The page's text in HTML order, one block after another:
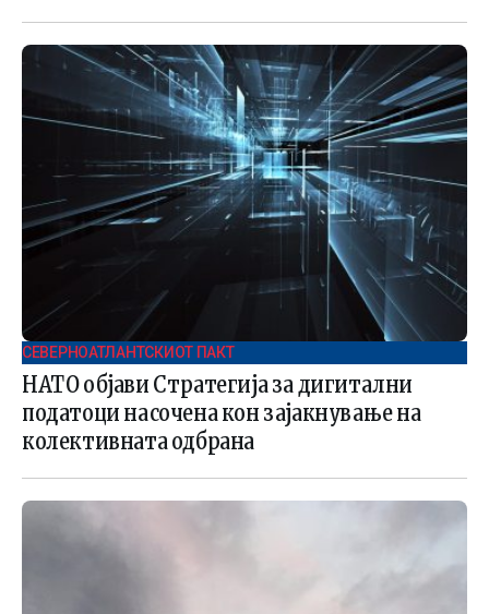
СЕВЕРНОАТЛАНТСКИОТ ПАКТ
НАТО објави Стратегија за дигитални
податоци насочена кон зајакнување на
колективната одбрана